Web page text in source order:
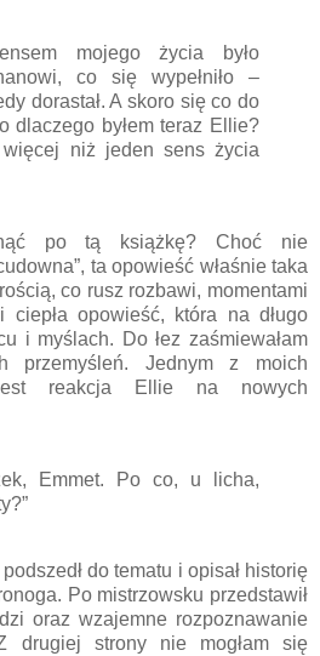
mojego życia było
co się wypełniło –
dorastał. A skoro się co do
dlaczego byłem teraz Ellie?
niż jeden sens życia
po tą książkę? Choć nie
ta opowieść właśnie taka
co rusz rozbawi, momentami
opowieść, która na długo
i myślach. Do łez zaśmiewałam
przemyśleń. Jednym z moich
reakcja Ellie na nowych
Emmet. Po co, u licha,
do tematu i opisał historię
Po mistrzowsku przedstawił
oraz wzajemne rozpoznawanie
drugiej strony nie mogłam się